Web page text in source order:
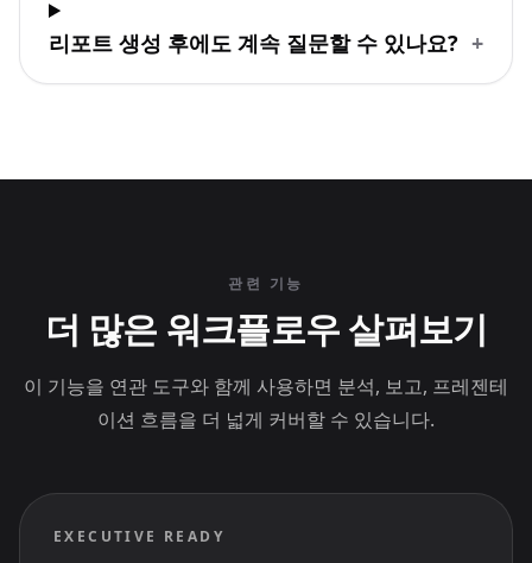
리포트 생성 후에도 계속 질문할 수 있나요? +
관련 기능
더 많은 워크플로우 살펴보기
이 기능을 연관 도구와 함께 사용하면 분석, 보고, 프레젠테
이션 흐름을 더 넓게 커버할 수 있습니다.
EXECUTIVE READY